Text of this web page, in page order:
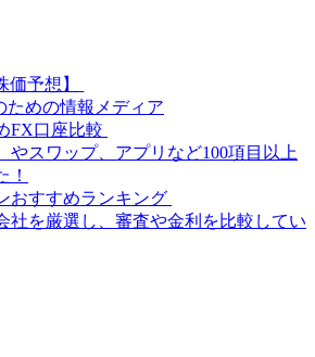
予想】
ための情報メディア
FX口座比較
やスワップ、アプリなど100項目以上
！
おすすめランキング
社を厳選し、審査や金利を比較してい